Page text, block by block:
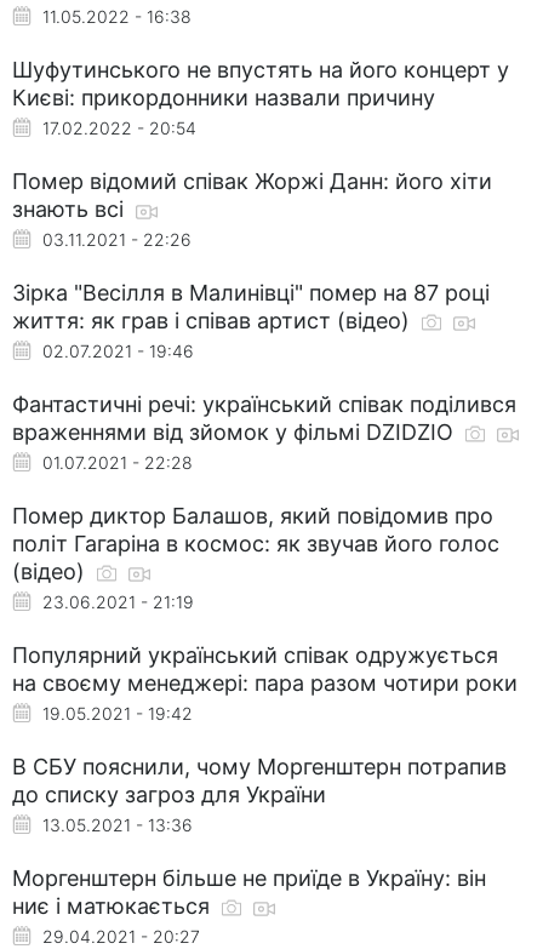
11.05.2022 - 16:38
Шуфутинського не впустять на його концерт у
Києві: прикордонники назвали причину
17.02.2022 - 20:54
Помер відомий співак Жоржі Данн: його хіти
знають всі
03.11.2021 - 22:26
Зірка "Весілля в Малинівці" помер на 87 році
життя: як грав і співав артист (відео)
02.07.2021 - 19:46
Фантастичні речі: український співак поділився
враженнями від зйомок у фільмі DZIDZIO
01.07.2021 - 22:28
Помер диктор Балашов, який повідомив про
політ Гагаріна в космос: як звучав його голос
(відео)
23.06.2021 - 21:19
Популярний український співак одружується
на своєму менеджері: пара разом чотири роки
19.05.2021 - 19:42
В СБУ пояснили, чому Моргенштерн потрапив
до списку загроз для України
13.05.2021 - 13:36
Моргенштерн більше не приїде в Україну: він
ниє і матюкається
29.04.2021 - 20:27